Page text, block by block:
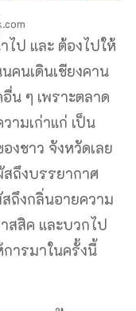
ไป และ ต้องไปให้
คนเดินเชียงคาน
น ๆ เพราะตลาด
ามเก่าแก่ เป็น
ชาว จังหวัดเลย
ถึงบรรยากาศ
ถึงกลิ่นอายความ
สสิค และบวกไป
ารมาในครั้งนี้